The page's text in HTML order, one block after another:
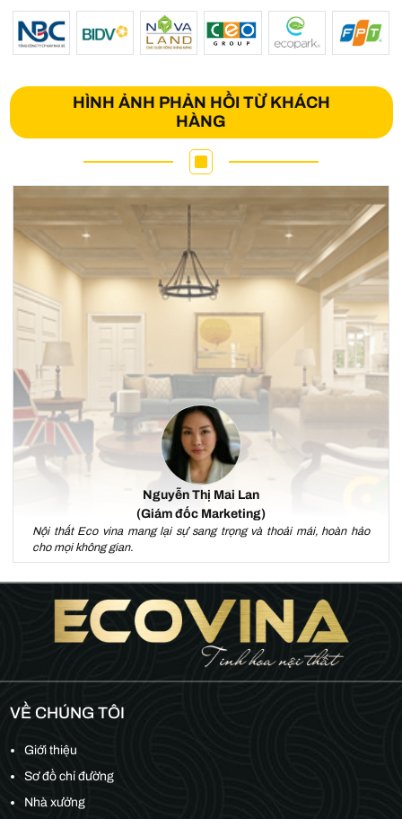
HÌNH ẢNH PHẢN HỒI TỪ KHÁCH
HÀNG
Nguyễn Thị Mai Lan
(Giám đốc Marketing)
Nội thất Eco vina mang lại sự sang trọng và thoải mái, hoàn hảo
cho mọi không gian.
VỀ CHÚNG TÔI
Giới thiệu
Sơ đồ chỉ đường
Nhà xưởng